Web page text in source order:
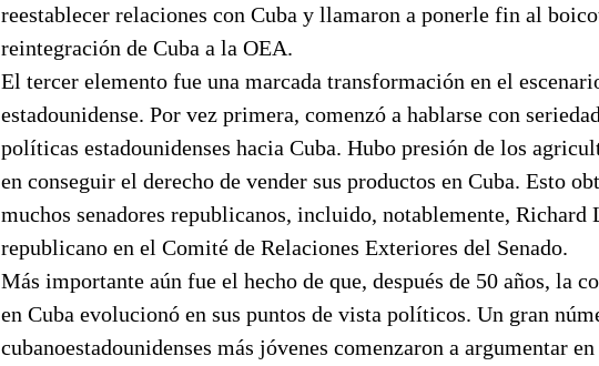
reestablecer relaciones con Cuba y llamaron a ponerle fin al
reintegración de Cuba a la OEA.
El tercer elemento fue una marcada transformación en el
estadounidense. Por vez primera, comenzó a hablarse con
políticas estadounidenses hacia Cuba. Hubo presión de los
en conseguir el derecho de vender sus productos en Cuba. Esto
muchos senadores republicanos, incluido, notablemente, Richard
republicano en el Comité de Relaciones Exteriores del Senado.
Más importante aún fue el hecho de que, después de 50 años, la
en Cuba evolucionó en sus puntos de vista políticos. Un gran
cubanoestadounidenses más jóvenes comenzaron a argumentar